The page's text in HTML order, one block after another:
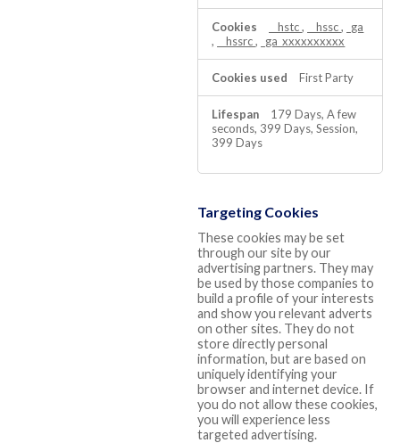
__hstc, __hssc,
_ga
,
__hssrc, _ga_xxxxxxxxxx
First Party
179 Days, A few
seconds, 399 Days, Session,
399 Days
Targeting Cookies
These cookies may be set
through our site by our
advertising partners. They may
be used by those companies to
build a profile of your interests
and show you relevant adverts
on other sites. They do not
store directly personal
information, but are based on
uniquely identifying your
browser and internet device. If
you do not allow these cookies,
you will experience less
targeted advertising.